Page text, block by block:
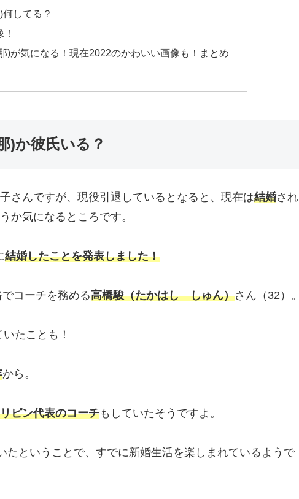
してる？
)が気になる！現在2022のかわいい画像も！まとめ
)か彼氏いる？
さんですが、現役引退しているとなると、現在は結婚され
か気になるところです。
結婚したことを発表しました！
コーチを務める高橋駿（たかはし しゅん）さん（32）。
たことも！
から。
ピン代表のコーチもしていたそうですよ。
たということで、すでに新婚生活を楽しまれているようで